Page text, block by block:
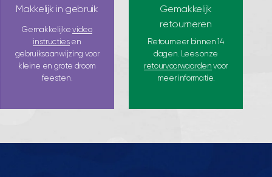
Makkelijk in gebruik
Gemakkelijkevideo
instructiesen
gebruiksaanwijzing voor
kleine en grote droom
feesten.
Gemakkelijk
retourneren
Retourneer binnen 14
dagen. Lees onze
retourvoorwaarden voor
meer informatie.